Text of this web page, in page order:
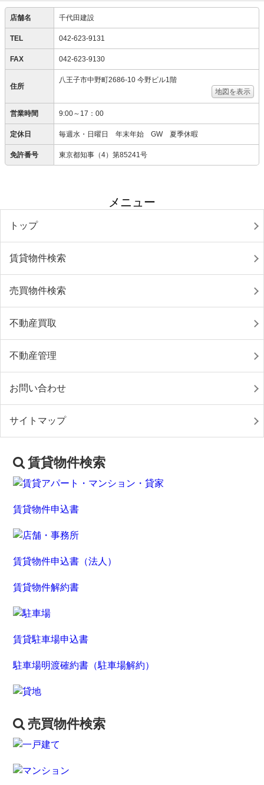
店舗名 千代田建設
TEL 042-623-9131
FAX 042-623-9130
住所
八王子市中野町2686-10 今野ビル1階
地図を表示
営業時間 9:00～17：00
定休日 毎週水・日曜日 年末年始 GW 夏季休暇
免許番号 東京都知事（4）第85241号
メニュー
トップ
賃貸物件検索
売買物件検索
不動産買取
不動産管理
お問い合わせ
サイトマップ
賃貸物件検索
賃貸物件申込書
賃貸物件申込書（法人）
賃貸物件解約書
賃貸駐車場申込書
駐車場明渡確約書（駐車場解約）
売買物件検索